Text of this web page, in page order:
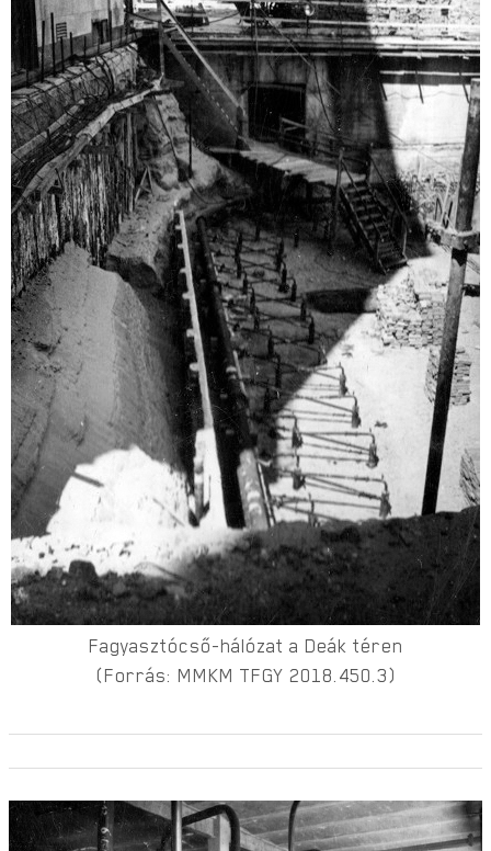
Fagyasztócső-hálózat a Deák téren
(Forrás: MMKM TFGY 2018.450.3)